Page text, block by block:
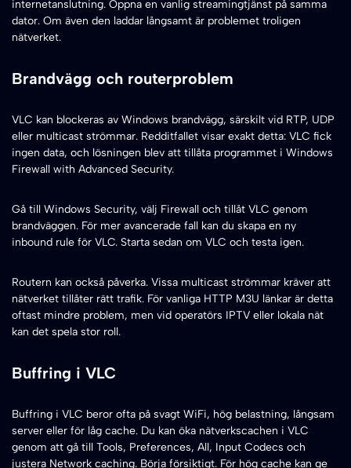
internetanslutning. Öppna en vanlig streamingtjänst på samma
dator. Om även den laddar långsamt är problemet troligen
nätverket.
Brandvägg och routerproblem
VLC kan blockeras av Windows brandvägg, särskilt vid RTP, UDP
eller multicast strömmar. Redditfallet visar exakt detta: VLC fick
ingen data, och lösningen blev att tillåta programmet i Windows
Firewall with Advanced Security.
Gå till Windows Security, välj Firewall och tillåt VLC genom
brandväggen. För mer avancerade fall kan du skapa en ny
inbound rule för VLC. Starta sedan om VLC och testa igen.
Routern kan också påverka. Vissa multicast strömmar kräver att
nätverket tillåter rätt trafik. För vanliga HTTP M3U länkar är detta
oftast mindre problem, men vid operatörs IPTV eller lokala nät
kan det spela stor roll.
Buffring i VLC
Buffring i VLC beror ofta på svagt WiFi, hög belastning, långsam
server eller för låg cache. Du kan öka nätverkscachen i VLC
genom att gå till Tools, Preferences, All, Input Codecs och
justera Network caching. Börja försiktigt. För hög cache kan ge